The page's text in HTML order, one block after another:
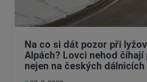
Na co si dát pozor při
Alpách? Lovci nehod číhají
nejen na českých dálnicích